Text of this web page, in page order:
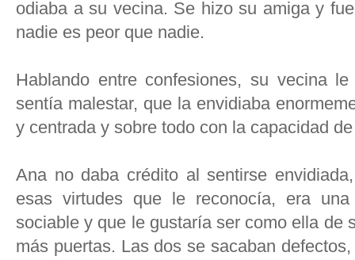
odiaba a su vecina. Se hizo su amiga y
nadie es peor que nadie.
Hablando entre confesiones, su vecina
sentía malestar, que la envidiaba
y centrada y sobre todo con la capacidad
Ana no daba crédito al sentirse
esas virtudes que le reconocía, era
sociable y que le gustaría ser como ella de
más puertas. Las dos se sacaban